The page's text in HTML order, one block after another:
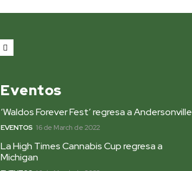
Eventos
‘Waldos Forever Fest’ regresa a Andersonville
EVENTOS 16 de March de 2022
La High Times Cannabis Cup regresa a
Michigan